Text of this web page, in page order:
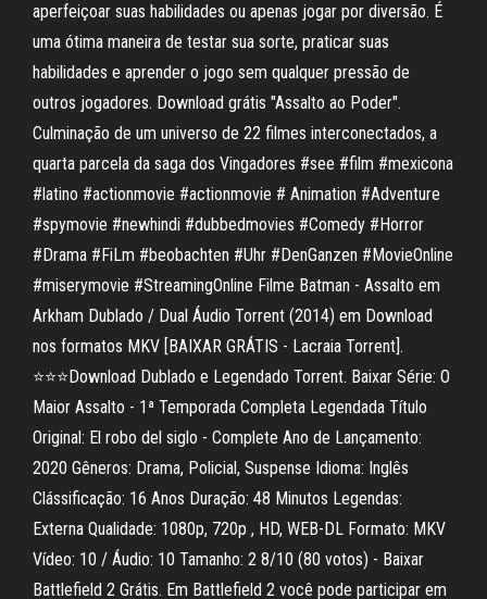
aperfeiçoar suas habilidades ou apenas jogar por diversão. É
uma ótima maneira de testar sua sorte, praticar suas
habilidades e aprender o jogo sem qualquer pressão de
outros jogadores. Download grátis "Assalto ao Poder".
Culminação de um universo de 22 filmes interconectados, a
quarta parcela da saga dos Vingadores #see #film #mexicona
#latino #actionmovie #actionmovie # Animation #Adventure
#spymovie #newhindi #dubbedmovies #Comedy #Horror
#Drama #FiLm #beobachten #Uhr #DenGanzen #MovieOnline
#miserymovie #StreamingOnline Filme Batman - Assalto em
Arkham Dublado / Dual Áudio Torrent (2014) em Download
nos formatos MKV [BAIXAR GRÁTIS - Lacraia Torrent].
⭐️⭐️⭐️Download Dublado e Legendado Torrent. Baixar Série: O
Maior Assalto - 1ª Temporada Completa Legendada Título
Original: El robo del siglo - Complete Ano de Lançamento:
2020 Gêneros: Drama, Policial, Suspense Idioma: Inglês
Clássificação: 16 Anos Duração: 48 Minutos Legendas:
Externa Qualidade: 1080p, 720p , HD, WEB-DL Formato: MKV
Vídeo: 10 / Áudio: 10 Tamanho: 2 8/10 (80 votos) - Baixar
Battlefield 2 Grátis. Em Battlefield 2 você pode participar em